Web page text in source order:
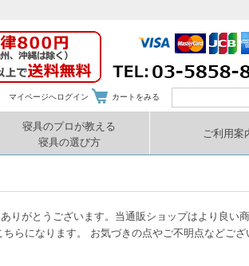
マイページへログイン カートをみる
寝具のプロが教える
寝具の選び方
ご利用案
りがとうございます。当通販ショップはより良い
ちらになります。 お気づきの点やご不明点などござ